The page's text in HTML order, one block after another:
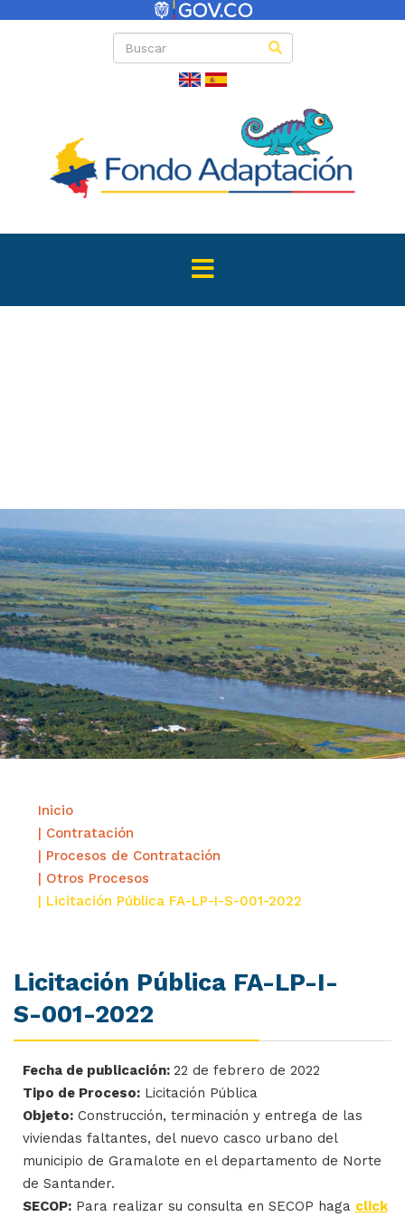
Directas
Inicio
| Contratación
| Procesos de Contratación
| Otros Procesos
| Licitación Pública FA-LP-I-S-001-2022
Licitación Pública FA-LP-I-
S-001-2022
Fecha de publicación: 22 de febrero de 2022
Tipo de Proceso: Licitación Pública
Objeto: Construcción, terminación y entrega de las
viviendas faltantes, del nuevo casco urbano del
municipio de Gramalote en el departamento de Norte
de Santander.
SECOP: Para realizar su consulta en SECOP haga click